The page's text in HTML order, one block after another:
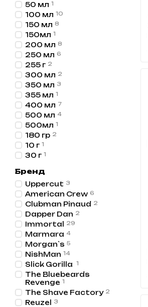
50 мл 1
100 мл 10
150 мл 8
150мл 1
200 мл 8
250 мл 6
255 г 2
300 мл 2
350 мл 3
355 мл 1
400 мл 7
500 мл 4
500мл 1
180 гр 2
10 г 1
30 г 1
Бренд
Uppercut 3
American Crew 6
Clubman Pinaud 2
Dapper Dan 2
Immortal 29
Marmara 4
Morgan`s 5
NishMan 14
Slick Gorilla 1
The Bluebeards
Revenge 1
The Shave Factory 2
Reuzel 3